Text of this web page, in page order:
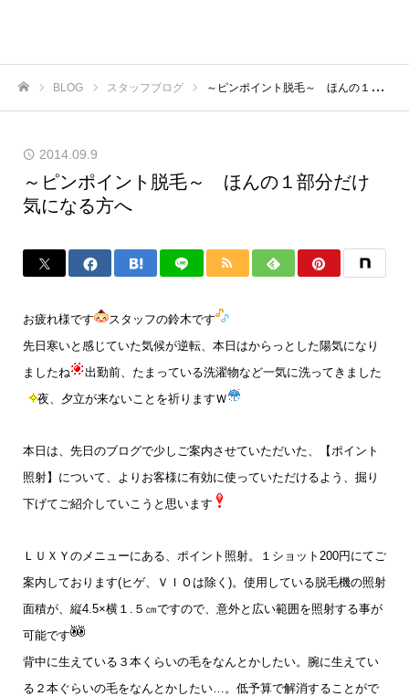
BLOG スタッフブログ ～ピンポイント脱毛～ ほんの１部分だけ気になる方へ
2014.09.9
～ピンポイント脱毛～ ほんの１部分だけ
気になる方へ
お疲れ様です
スタッフの鈴木です
先日寒いと感じていた気候が逆転、本日はからっとした陽気になり
ましたね
出勤前、たまっている洗濯物など一気に洗ってきました
夜、夕立が来ないことを祈りますＷ
本日は、先日のブログで少しご案内させていただいた、【ポイント
照射】について、よりお客様に有効に使っていただけるよう、掘り
下げてご紹介していこうと思います
ＬＵＸＹのメニューにある、ポイント照射。１ショット200円にてご
案内しております(ヒゲ、ＶＩＯは除く)。使用している脱毛機の照射
面積が、縦4.5×横１.５㎝ですので、意外と広い範囲を照射する事が
可能です
背中に生えている３本くらいの毛をなんとかしたい。腕に生えてい
る２本ぐらいの毛をなんとかしたい…。低予算で解消することがで